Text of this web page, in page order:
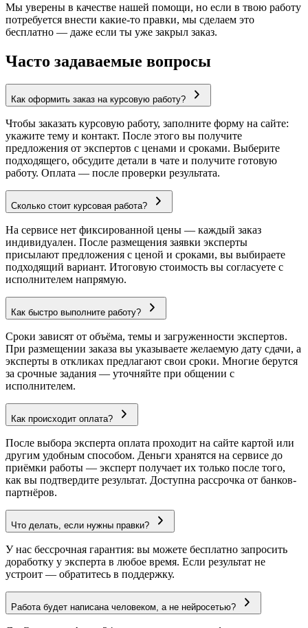
Мы уверены в качестве нашей помощи, но если в твою работу
потребуется внести какие-то правки, мы сделаем это
бесплатно — даже если ты уже закрыл заказ.
Часто задаваемые вопросы
Как оформить заказ на курсовую работу?
Чтобы заказать курсовую работу, заполните форму на сайте:
укажите тему и контакт. После этого вы получите
предложения от экспертов с ценами и сроками. Выберите
подходящего, обсудите детали в чате и получите готовую
работу. Оплата — после проверки результата.
Сколько стоит курсовая работа?
На сервисе нет фиксированной цены — каждый заказ
индивидуален. После размещения заявки эксперты
присылают предложения с ценой и сроками, вы выбираете
подходящий вариант. Итоговую стоимость вы согласуете с
исполнителем напрямую.
Как быстро выполните работу?
Сроки зависят от объёма, темы и загруженности экспертов.
При размещении заказа вы указываете желаемую дату сдачи, а
эксперты в откликах предлагают свои сроки. Многие берутся
за срочные задания — уточняйте при общении с
исполнителем.
Как происходит оплата?
После выбора эксперта оплата проходит на сайте картой или
другим удобным способом. Деньги хранятся на сервисе до
приёмки работы — эксперт получает их только после того,
как вы подтвердите результат. Доступна рассрочка от банков-
партнёров.
Что делать, если нужны правки?
У нас бессрочная гарантия: вы можете бесплатно запросить
доработку у эксперта в любое время. Если результат не
устроит — обратитесь в поддержку.
Работа будет написана человеком, а не нейросетью?